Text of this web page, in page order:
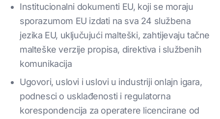
Institucionalni dokumenti EU, koji se moraju
sporazumom EU izdati na sva 24 službena
jezika EU, uključujući malteški, zahtijevaju tačne
malteške verzije propisa, direktiva i službenih
komunikacija
Ugovori, uslovi i uslovi u industriji onlajn igara,
podnesci o usklađenosti i regulatorna
korespondencija za operatere licencirane od